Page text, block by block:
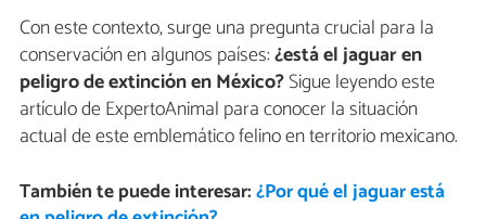
Con este contexto, surge una pregunta crucial para la
conservación en algunos países:¿está el jaguar en
peligro de extinción en México?Sigue leyendo este
artículo de ExpertoAnimal para conocer la situación
actual de este emblemático felino en territorio mexicano.
También te puede interesar:¿Por qué el jaguar está